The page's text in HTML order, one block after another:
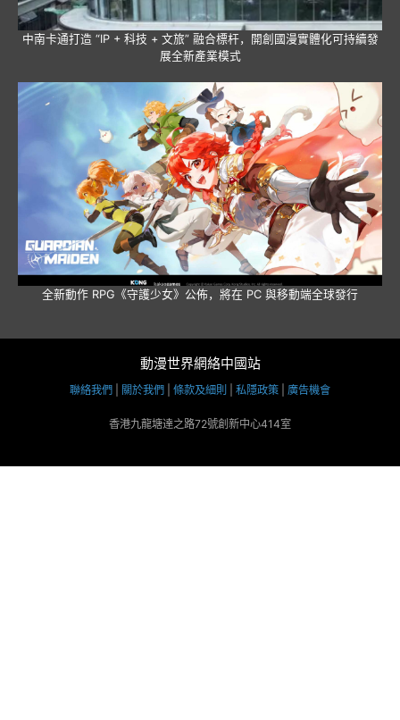
中南卡通打造 “IP + 科技 + 文旅” 融合標杆，開創國漫實體化可持續發
展全新產業模式
全新動作 RPG《守護少女》公佈，將在 PC 與移動端全球發行
動漫世界網絡中國站
聯絡我們 關於我們 條款及細則 私隱政策 廣告機會
香港九龍塘達之路72號創新中心414室